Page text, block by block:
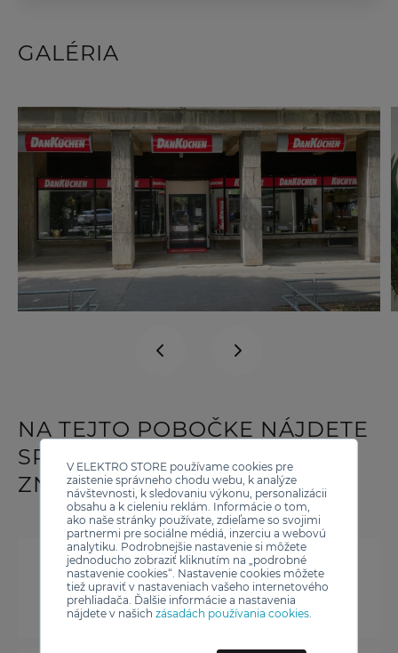
V ELEKTRO STORE používame cookies pre
zaistenie správneho chodu webu, k analýze
návštevnosti, k sledovaniu výkonu, personalizácii
obsahu a k cieleniu reklám. Informácie o tom,
ako naše stránky používate, zdieľame so svojimi
partnermi pre sociálne médiá, inzerciu a webovú
analytiku. Podrobnejšie nastavenie si môžete
jednoducho zobraziť kliknutím na „podrobné
nastavenie cookies“. Nastavenie cookies môžete
tiež upraviť v nastaveniach vašeho internetového
prehliadača. Ďalšie informácie a nastavenia
nájdete v našich zásadách používania cookies.
GALÉRIA
NA TEJTO POBOČKE NÁJDETE
SPOTREBIČE OD TÝCHTO
ZNAČIEK